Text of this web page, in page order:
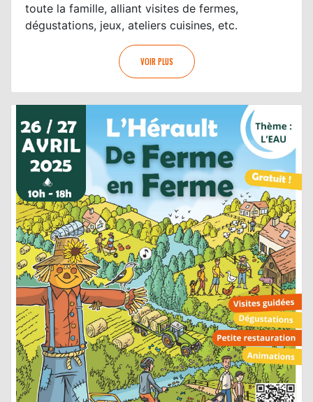
toute la famille, alliant visites de fermes,
dégustations, jeux, ateliers cuisines, etc.
VOIR PLUS